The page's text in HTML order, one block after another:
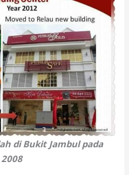
di Bukit Jambul pada